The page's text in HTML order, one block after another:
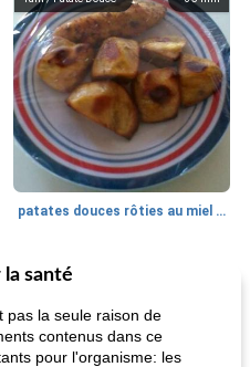
patates douces rôties au miel / kumara
Viande et volaille
santé
pas la seule raison de
contenus dans ce
pour l'organisme: les